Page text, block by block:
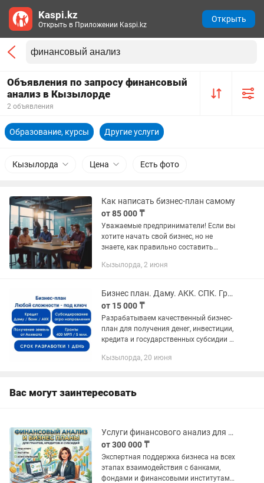
Объявления по запросу финансовый
анализ в Кызылорде
2 объявления
Образование, курсы Другие услуги
Кызылорда Цена Есть фото
Как написать бизнес-план самому
от 85 000 ₸
Уважаемые предприниматели! Если вы
хотите начать свой бизнес, но не
знаете, как правильно составить
"Как написать бизнес-план самому" -
Кызылорда, 2 июня
Бизнес план. Даму. АКК. СПК. Грант. Инвестиция. Фин.модель. ТЭО.
от 15 000 ₸
Разрабатываем качественный бизнес-
план для получения денег, инвестиции,
кредита и государственных субсидии и
ТЭО для: - для Банков второго уровня,
Кызылорда, 20 июня
Вас могут заинтересовать
Услуги финансового анализ для бизнеса
от 300 000 ₸
Экспертная поддержка бизнеса на всех
этапах взаимодействия с банками,
фондами и финансовыми институтами.
Kaspi.kz
Открыть в Приложении Kaspi.kz
Открыть